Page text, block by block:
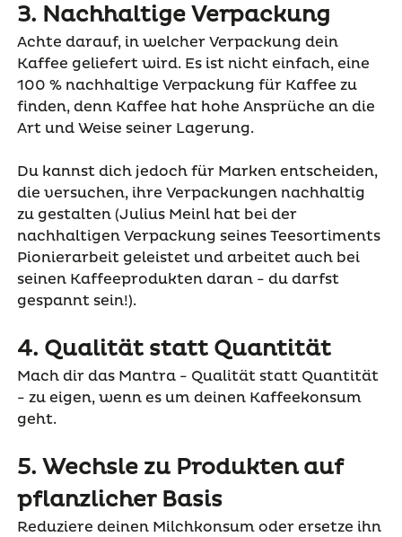
3. Nachhaltige Verpackung
Achte darauf, in welcher Verpackung dein
Kaffee geliefert wird. Es ist nicht einfach, eine
100 % nachhaltige Verpackung für Kaffee zu
finden, denn Kaffee hat hohe Ansprüche an die
Art und Weise seiner Lagerung.
Du kannst dich jedoch für Marken entscheiden,
die versuchen, ihre Verpackungen nachhaltig
zu gestalten (Julius Meinl hat bei der
nachhaltigen Verpackung seines Teesortiments
Pionierarbeit geleistet und arbeitet auch bei
seinen Kaffeeprodukten daran - du darfst
gespannt sein!).
4. Qualität statt Quantität
Mach dir das Mantra - Qualität statt Quantität
- zu eigen, wenn es um deinen Kaffeekonsum
geht.
5. Wechsle zu Produkten auf
pflanzlicher Basis
Reduziere deinen Milchkonsum oder ersetze ihn